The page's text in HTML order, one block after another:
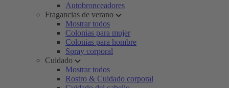
Autobronceadores
Fragancias de verano
Mostrar todos
Colonias para mujer
Colonias para hombre
Spray corporal
Cuidado
Mostrar todos
Rostro & Cuidado corporal